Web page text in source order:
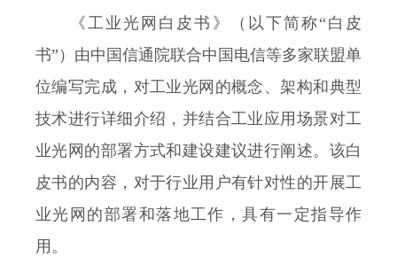
《工业光网白皮书》（以下简称“白皮
书”）由中国信通院联合中国电信等多家联盟单
位编写完成，对工业光网的概念、架构和典型
技术进行详细介绍，并结合工业应用场景对工
业光网的部署方式和建设建议进行阐述。该白
皮书的内容，对于行业用户有针对性的开展工
业光网的部署和落地工作，具有一定指导作
用。